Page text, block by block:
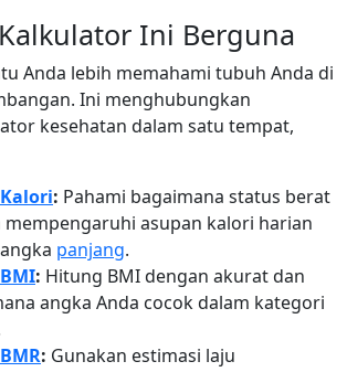
Ini Berguna
Anda lebih memahami tubuh Anda di
Ini menghubungkan
kesehatan dalam satu tempat,
: Pahami bagaimana status berat
mempengaruhi asupan kalori harian
panjang.
: Hitung BMI dengan akurat dan
angka Anda cocok dalam kategori
: Gunakan estimasi laju